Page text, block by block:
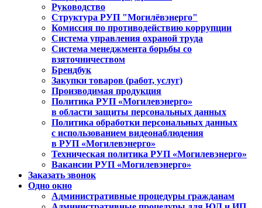
Руководство
Структура РУП "Могилёвэнерго"
Комиссия по противодействию коррупции
Система управления охраной труда
Система менеджмента борьбы со
взяточничеством
Брендбук
Закупки товаров (работ, услуг)
Производимая продукция
Политика РУП «Могилевэнерго»
в области защиты персональных данных
Политика обработки персональных данных
с использованием видеонаблюдения
в РУП «Могилевэнерго»
Техническая политика РУП «Могилевэнерго»
Вакансии РУП «Могилевэнерго»
Заказать звонок
Одно окно
Административные процедуры гражданам